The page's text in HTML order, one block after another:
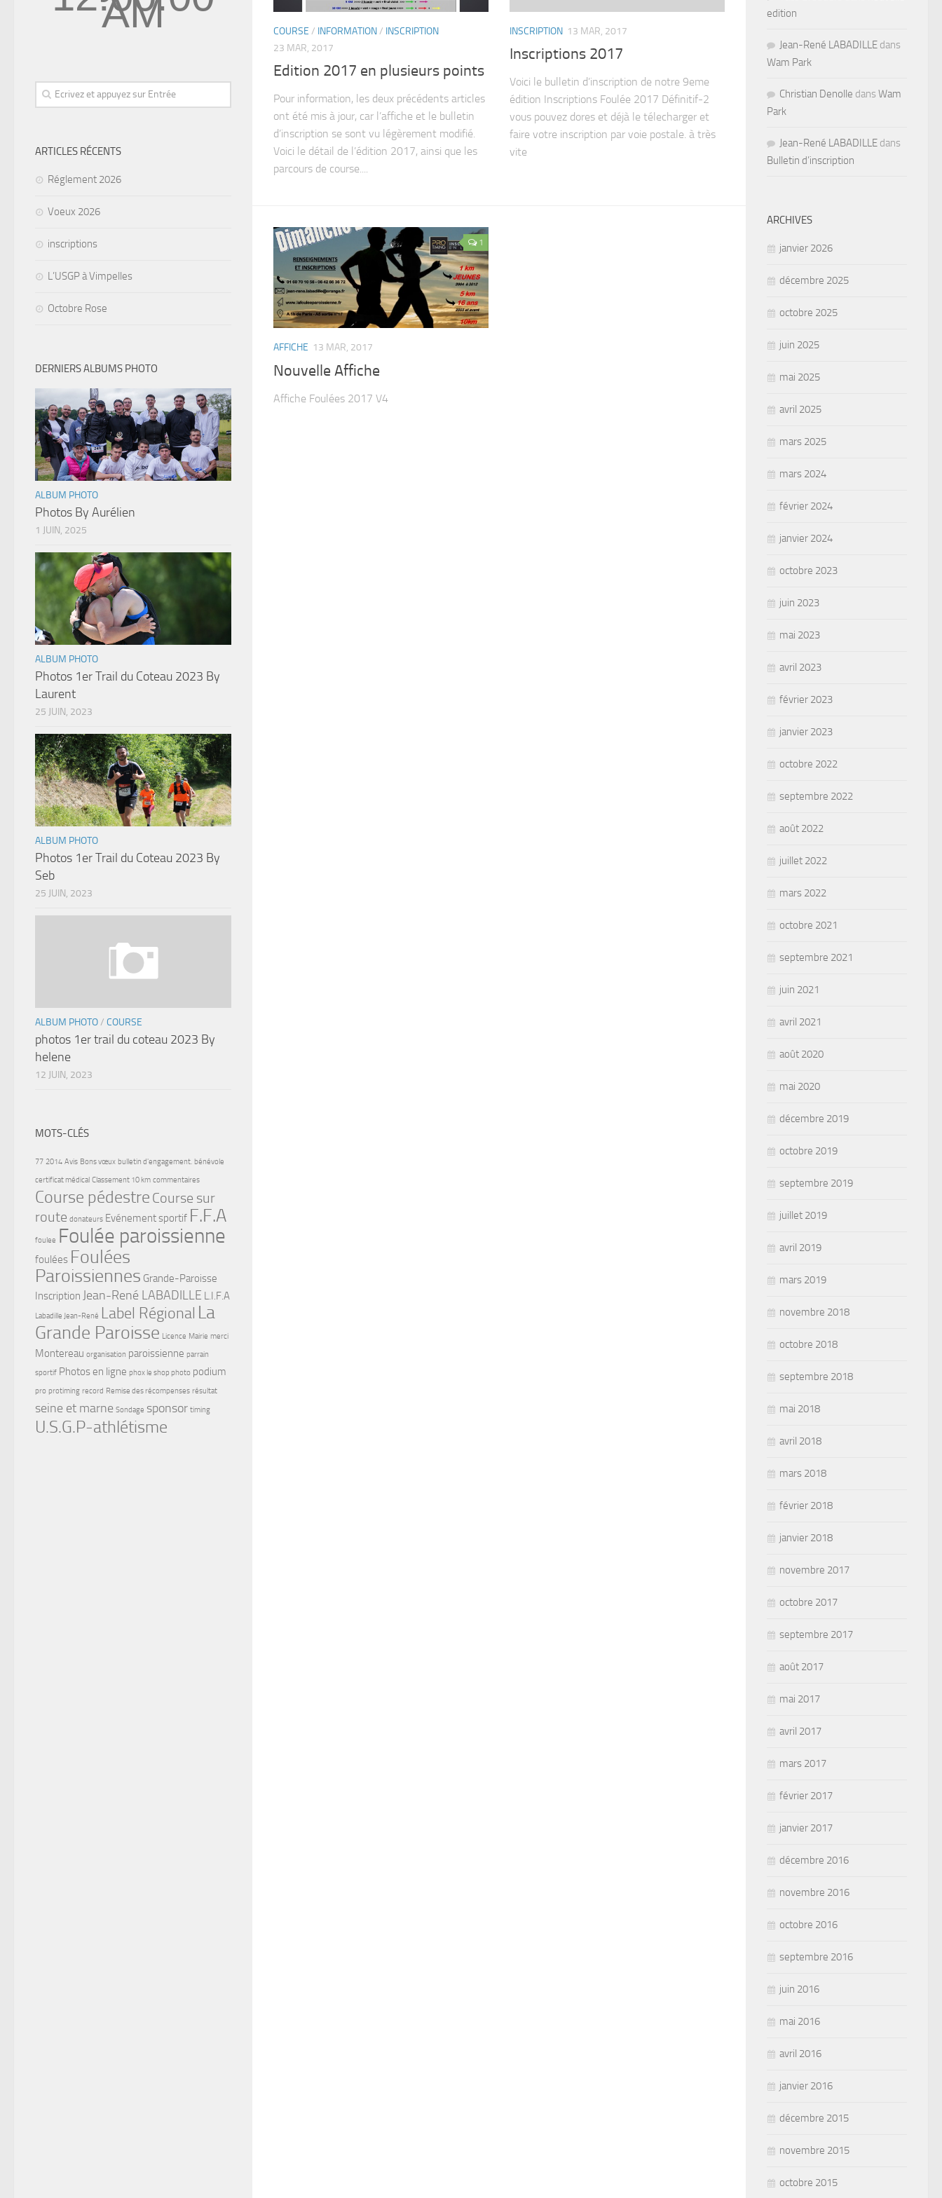
COURSE / INFORMATION/ INSCRIPTION
23 MAR, 2017
Edition 2017 en plusieurs points
Pour information, les deux précédents articles
ont été mis à jour, car l’affiche et le bulletin
d’inscription se sont vu légèrement modifié.
Voici le détail de l’édition 2017, ainsi que les
parcours de course....
INSCRIPTION 13 MAR, 2017
Inscriptions 2017
Voici le bulletin d’inscription de notre 9eme
édition Inscriptions Foulée 2017 Définitif-2
vous pouvez dores et déjà le télecharger et
faire votre inscription par voie postale. à très
vite
1
AFFICHE 13 MAR, 2017
Nouvelle Affiche
Affiche Foulées 2017 V4
AM
ARTICLES RÉCENTS
Réglement 2026
Voeux 2026
inscriptions
L’USGP à Vimpelles
Octobre Rose
DERNIERS ALBUMS PHOTO
ALBUM PHOTO
Photos By Aurélien
1 JUIN, 2025
ALBUM PHOTO
Photos 1er Trail du Coteau 2023 By
Laurent
25 JUIN, 2023
ALBUM PHOTO
Photos 1er Trail du Coteau 2023 By
Seb
25 JUIN, 2023
ALBUM PHOTO/ COURSE
photos 1er trail du coteau 2023 By
helene
12 JUIN, 2023
MOTS-CLÉS
77 2014 Avis Bons vœux bulletin d'engagement. bénévole
certificat médical Classement 10 km commentaires
Course pédestre Course sur
route donateurs Evénement sportif F.F.A
foulee Foulée paroissienne
foulées Foulées
Paroissiennes Grande-Paroisse
Inscription Jean-René LABADILLE L.I.F.A
Labadille Jean-René Label Régional La
Grande Paroisse Licence Mairie merci
Montereau organisation paroissienne parrain
sportif Photos en ligne phox le shop photo podium
pro protiming record Remise des récompenses résultat
seine et marne Sondage sponsor timing
U.S.G.P-athlétisme
edition
Jean-René LABADILLE dans
Wam Park
Christian Denolle dans Wam
Park
Jean-René LABADILLE dans
Bulletin d’inscription
ARCHIVES
janvier 2026
décembre 2025
octobre 2025
juin 2025
mai 2025
avril 2025
mars 2025
mars 2024
février 2024
janvier 2024
octobre 2023
juin 2023
mai 2023
avril 2023
février 2023
janvier 2023
octobre 2022
septembre 2022
août 2022
juillet 2022
mars 2022
octobre 2021
septembre 2021
juin 2021
avril 2021
août 2020
mai 2020
décembre 2019
octobre 2019
septembre 2019
juillet 2019
avril 2019
mars 2019
novembre 2018
octobre 2018
septembre 2018
mai 2018
avril 2018
mars 2018
février 2018
janvier 2018
novembre 2017
octobre 2017
septembre 2017
août 2017
mai 2017
avril 2017
mars 2017
février 2017
janvier 2017
décembre 2016
novembre 2016
octobre 2016
septembre 2016
juin 2016
mai 2016
avril 2016
janvier 2016
décembre 2015
novembre 2015
octobre 2015